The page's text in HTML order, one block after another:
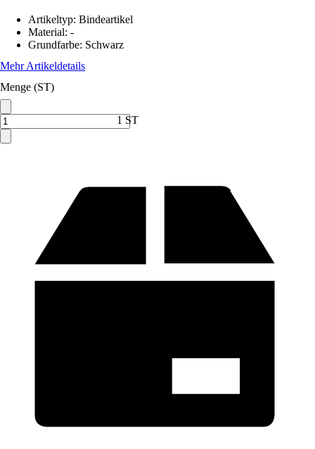
Artikeltyp: Bindeartikel
Material: -
Grundfarbe: Schwarz
Mehr Artikeldetails
Menge (ST)
1 ST